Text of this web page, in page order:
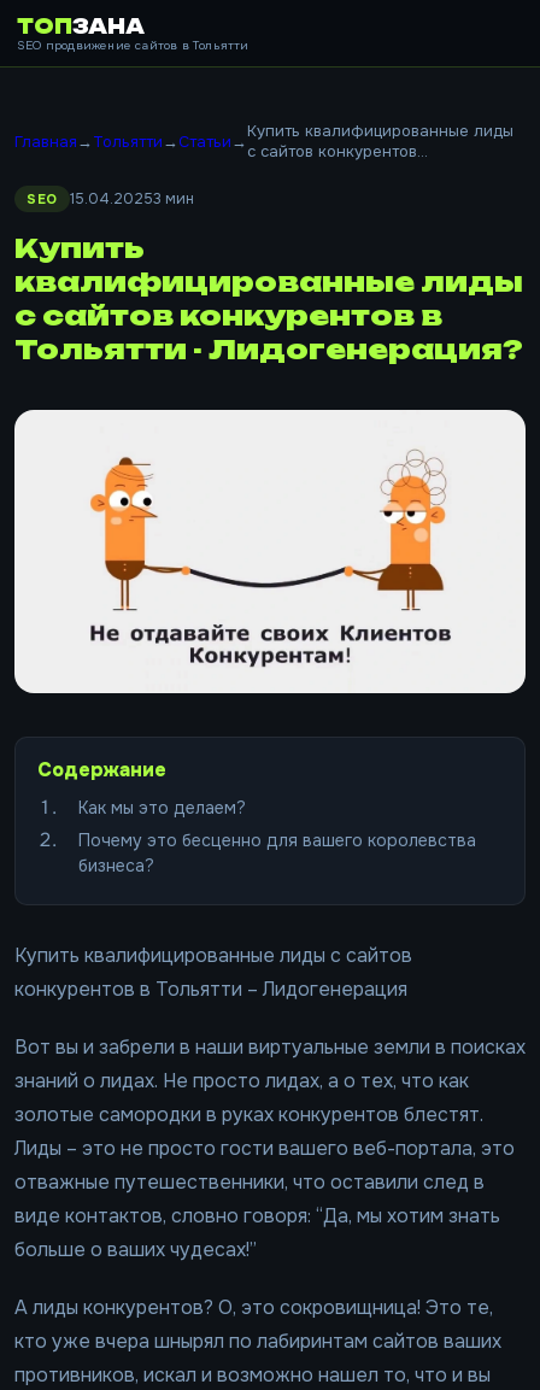
ТОП ЗАНА
SEO продвижение сайтов в Тольятти
Главная→Тольятти→Статьи→Купить квалифицированные лиды
с сайтов конкурентов...
SEO 15.04.20253 мин
Купить
квалифицированные лиды
с сайтов конкурентов в
Тольятти - Лидогенерация?
Содержание
Как мы это делаем?
Почему это бесценно для вашего королевства
бизнеса?
Купить квалифицированные лиды с сайтов
конкурентов в Тольятти – Лидогенерация
Вот вы и забрели в наши виртуальные земли в поисках
знаний о лидах. Не просто лидах, а о тех, что как
золотые самородки в руках конкурентов блестят.
Лиды – это не просто гости вашего веб-портала, это
отважные путешественники, что оставили след в
виде контактов, словно говоря: “Да, мы хотим знать
больше о ваших чудесах!”
А лиды конкурентов? О, это сокровищница! Это те,
кто уже вчера шнырял по лабиринтам сайтов ваших
противников, искал и возможно нашел то, что и вы